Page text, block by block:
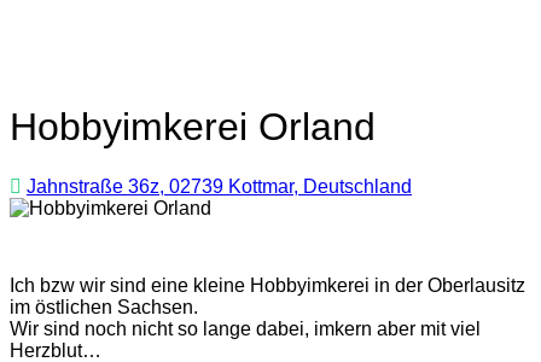
Hobbyimkerei Orland
Jahnstraße 36z, 02739 Kottmar, Deutschland
Ich bzw wir sind eine kleine Hobbyimkerei in der Oberlausitz
im östlichen Sachsen.
Wir sind noch nicht so lange dabei, imkern aber mit viel
Herzblut…